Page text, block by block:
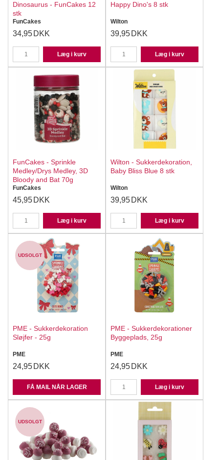
Dinosaurus - FunCakes 12
stk
FunCakes
34,95 DKK
Læg i kurv
Happy Dino's 8 stk
Wilton
39,95 DKK
Læg i kurv
FunCakes - Sprinkle
Medley/Drys Medley, 3D
Bloody and Bat 70g
FunCakes
45,95 DKK
Læg i kurv
Wilton - Sukkerdekoration,
Baby Bliss Blue 8 stk
Wilton
39,95 DKK
Læg i kurv
UDSOLGT
PME - Sukkerdekoration
Sløjfer - 25g
PME
24,95 DKK
FÅ MAIL NÅR LAGER
PME - Sukkerdekorationer
Byggeplads, 25g
PME
24,95 DKK
Læg i kurv
UDSOLGT